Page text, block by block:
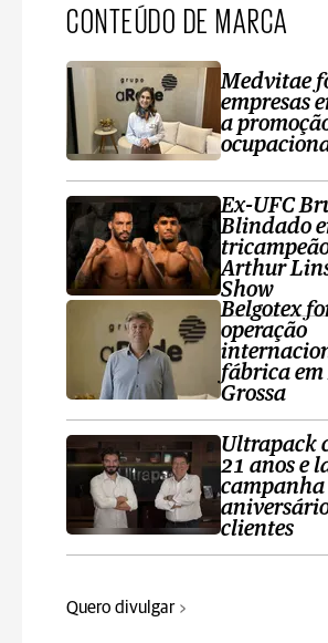
CONTEÚDO DE MARCA
Medvitae
empresas
a
Ex-UFC
Blindado
Arthur
Show
Belgotex
operação
fábrica em
Grossa
Ultrapack
21 anos e
campanha
clientes
Quero divulgar